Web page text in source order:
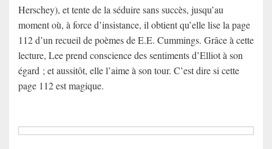
Herschey), et tente de la séduire sans succès, jusqu’au
moment où, à force d’insistance, il obtient qu’elle lise la page
112 d’un recueil de poèmes de E.E. Cummings. Grâce à cette
lecture, Lee prend conscience des sentiments d’Elliot à son
égard ; et aussitôt, elle l’aime à son tour. C’est dire si cette
page 112 est magique.